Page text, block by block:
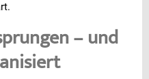
– und